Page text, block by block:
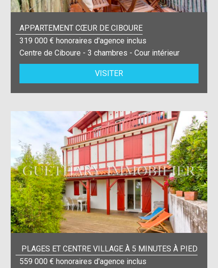
APPARTEMENT CŒUR DE CIBOURE
319 000 € honoraires d'agence inclus
Centre de Ciboure - 3 chambres - Cour intérieur
VISITER
PLAGES ET CENTRE VILLAGE À 5 MINUTES À PIED
559 000 € honoraires d'agence inclus